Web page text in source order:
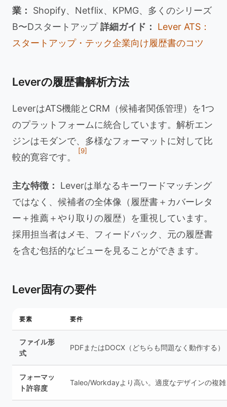
業：
Shopify、Netflix、KPMG、多くのシリーズ
B〜Dスタートアップ詳細ガイド：
Lever ATS：
スタートアップ・テック企業向け履歴書のコツ
Leverの履歴書解析方法
LeverはATS機能とCRM（候補者関係管理）を1つ
のプラットフォームに統合しています。解析エン
ジンはモダンで、多様なフォーマットに対して比
較的寛容です。
[9]
主な特徴：
Leverは単なるキーワードマッチング
ではなく、候補者の全体像（履歴書＋カバーレタ
ー＋推薦＋やり取りの履歴）を重視しています。
採用担当者はメモ、フィードバック、元の履歴書
を含む包括的なビューを見ることができます。
Lever固有の要件
要素 要件
ファイル形
式
PDFまたはDOCX（どちらも問題なく動作する）
フォーマッ
ト許容度
Taleo/Workdayより高い。適度なデザインの複